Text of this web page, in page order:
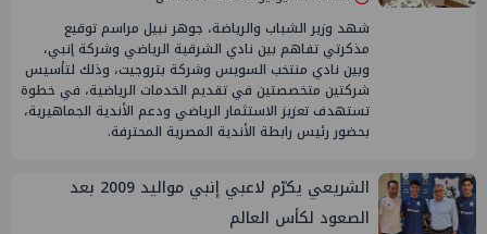
شهد وزير الشباب والرياضة، جوهر نبيل مراسم توقيع
مذكرتي تفاهم بين نادي الشرقية الرياضي وشركة إنبي،
وبين نادي منتخب السويس وشركة بتروجيت، وذلك لتأسيس
شركتين متخصصتين في تقديم الخدمات الرياضية، في خطوة
تستهدف تعزيز الاستثمار الرياضي ودعم الأندية الجماهيرية،
بحضور رئيس رابطة الأندية المصرية المحترفة.
الشريعي يكرّم لاعبي إنبي مواليد 2009 بعد
الصعود لكأس العالم